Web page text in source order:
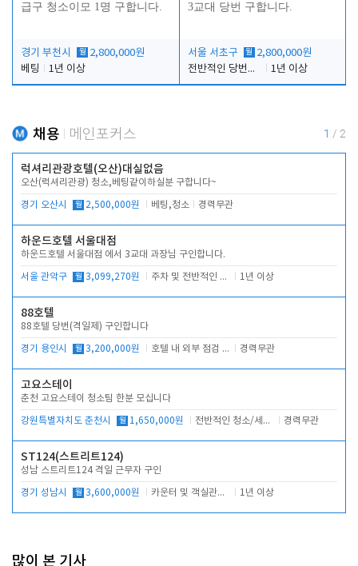
급구 청소이모 1명 구합니다.
경기 부천시 월 2,800,000원
베팅
1년 이상
3교대 당번 구합니다.
서울 서초구 월 2,800,000원
전반적인 당번업무
1년 이상
채용 메인포커스 1 / 2
럭셔리관광호텔(오산)대실없음
오산(럭셔리관광) 청소,베팅같이하실분 구합니다~
경기 오산시 월 2,500,000원 베팅,청소 경력무관
하운드호텔 서울대점
하운드호텔 서울대점 에서 3교대 과장님 구인합니다.
서울 관악구 월 3,099,270원 주차 및 전반적인 당번업무 1년 이상
88호텔
88호텔 당번(격일제) 구인합니다
경기 용인시 월 3,200,000원 호텔 내 외부 점검 및 프런트 운영 경력무관
고요스테이
춘천 고요스테이 청소팀 한분 모십니다
강원특별자치도 춘천시 월 1,650,000원 전반적인 청소/세탁업무 경력무관
ST124(스트리트124)
성남 스트리트124 격일 근무자 구인
경기 성남시 월 3,600,000원 카운터 및 객실관리 전반 1년 이상
많이 본 기사